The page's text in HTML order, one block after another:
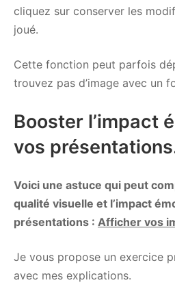
cliquez sur conserver les
joué.
Cette fonction peut parfois
trouvez pas d’image avec un
Booster l’impact
vos
Voici une astuce qui peut
qualité visuelle et l’impact
présentations : Afficher vos
Je vous propose un exercice
avec mes explications.